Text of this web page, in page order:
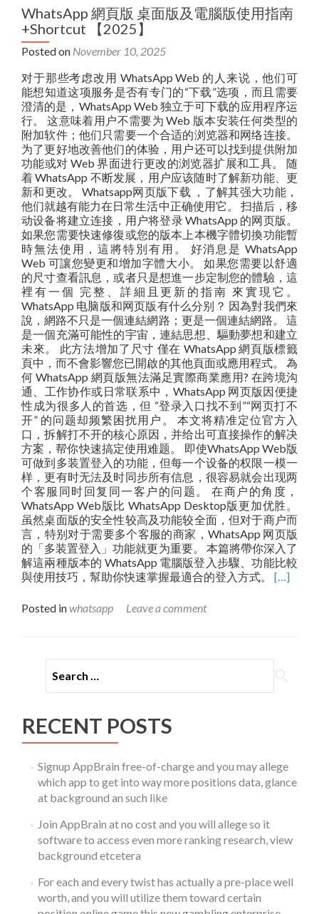
靠
的
免
費
人
訊
息
和
通
話
功
能
WhatsApp 網頁版 桌面版及電腦版使用指南
+Shortcut 【2025】
Posted on November 10, 2025
对于那些考虑改用 WhatsApp Web 的人来说，他们可
能想知道这项服务是否有专门的“下载”选项，而且需要
澄清的是，WhatsApp Web 独立于可下载的应用程序运
行。 这意味着用户不需要为 Web 版本安装任何类型的
附加软件；他们只需要一个合适的浏览器和网络连接。
为了更好地改善他们的体验，用户还可以找到提供附加
功能或对 Web 界面进行更改的浏览器扩展和工具。 随
着 WhatsApp 不断发展，用户应该随时了解新功能、更
新和更改。 Whatsapp网页版下载 ，了解其强大功能，
他们就越有能力在日常生活中正确使用它。 扫描后，移
动设备将建立连接，用户将登录 WhatsApp 的网页版。
如果您需要快速修復或您的版本上本機字體切換功能暫
時無法使用，這將特別有用。 好消息是 WhatsApp
Web 可讓您變更和增加字體大小。 如果您需要以舒適
的尺寸查看訊息，或者只是想進一步定制您的體驗，這
裡有一個 完整、詳細且更新的指南 來實現它。
WhatsApp 电脑版和网页版有什么分别？ 因為對我們來
說，網路不只是一個連結網路；更是一個連結網路。 這
是一個充滿可能性的宇宙，連結思想、驅動夢想和建立
未來。 此方法增加了尺寸 僅在 WhatsApp 網頁版標籤
頁中，而不會影響您已開啟的其他頁面或應用程式。 為
何 WhatsApp 網頁版無法滿足實際商業應用? 在跨境沟
通、工作协作或日常联系中，WhatsApp 网页版因便捷
性成为很多人的首选，但 “登录入口找不到”“网页打不
开” 的问题却频繁困扰用户。 本文将精准定位官方入
口，拆解打不开的核心原因，并给出可直接操作的解决
方案，帮你快速搞定使用难题。 即使WhatsApp Web版
可做到多装置登入的功能，但每一个设备的权限一模一
样，更有时无法及时同步所有信息，很容易就会出现两
个客服同时回复同一客户的问题。 在商户的角度，
WhatsApp Web版比 WhatsApp Desktop版更加优胜。
虽然桌面版的安全性较高及功能较全面，但对于商户而
言，特别对于需要多个客服的商家，WhatsApp 网页版
的「多装置登入」功能就更为重要。 本篇將帶你深入了
解這兩種版本的 WhatsApp 電腦版登入步驟、功能比較
與使用技巧，幫助你快速掌握最適合的登入方式。 Read
版
面
使
用
【2025
[…]
Posted inwhatsapp Leave a comment
RECENT POSTS
Signup AppBrain free-of-charge and you may allege
which app to get into way more positions data, glance
at background an such like
Join AppBrain at no cost and you will allege so it
software to access even more ranking research, view
background etcetera
For each and every twist has actually a pre-place well
worth, and you will utilize them toward certain